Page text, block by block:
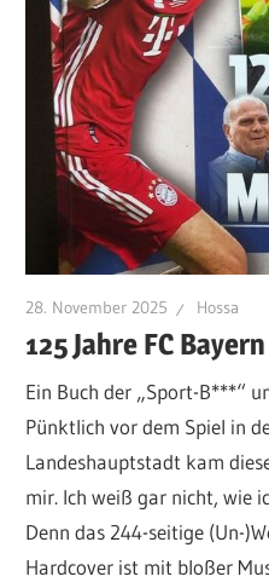
28. November 2025 Hossa
125 Jahre FC
Ein Buch der „Sport-B***“
Pünktlich vor dem Spiel in
Landeshauptstadt kam
mir. Ich weiß gar nicht, wie
Denn das 244-seitige (Un-
Hardcover ist mit bloßer